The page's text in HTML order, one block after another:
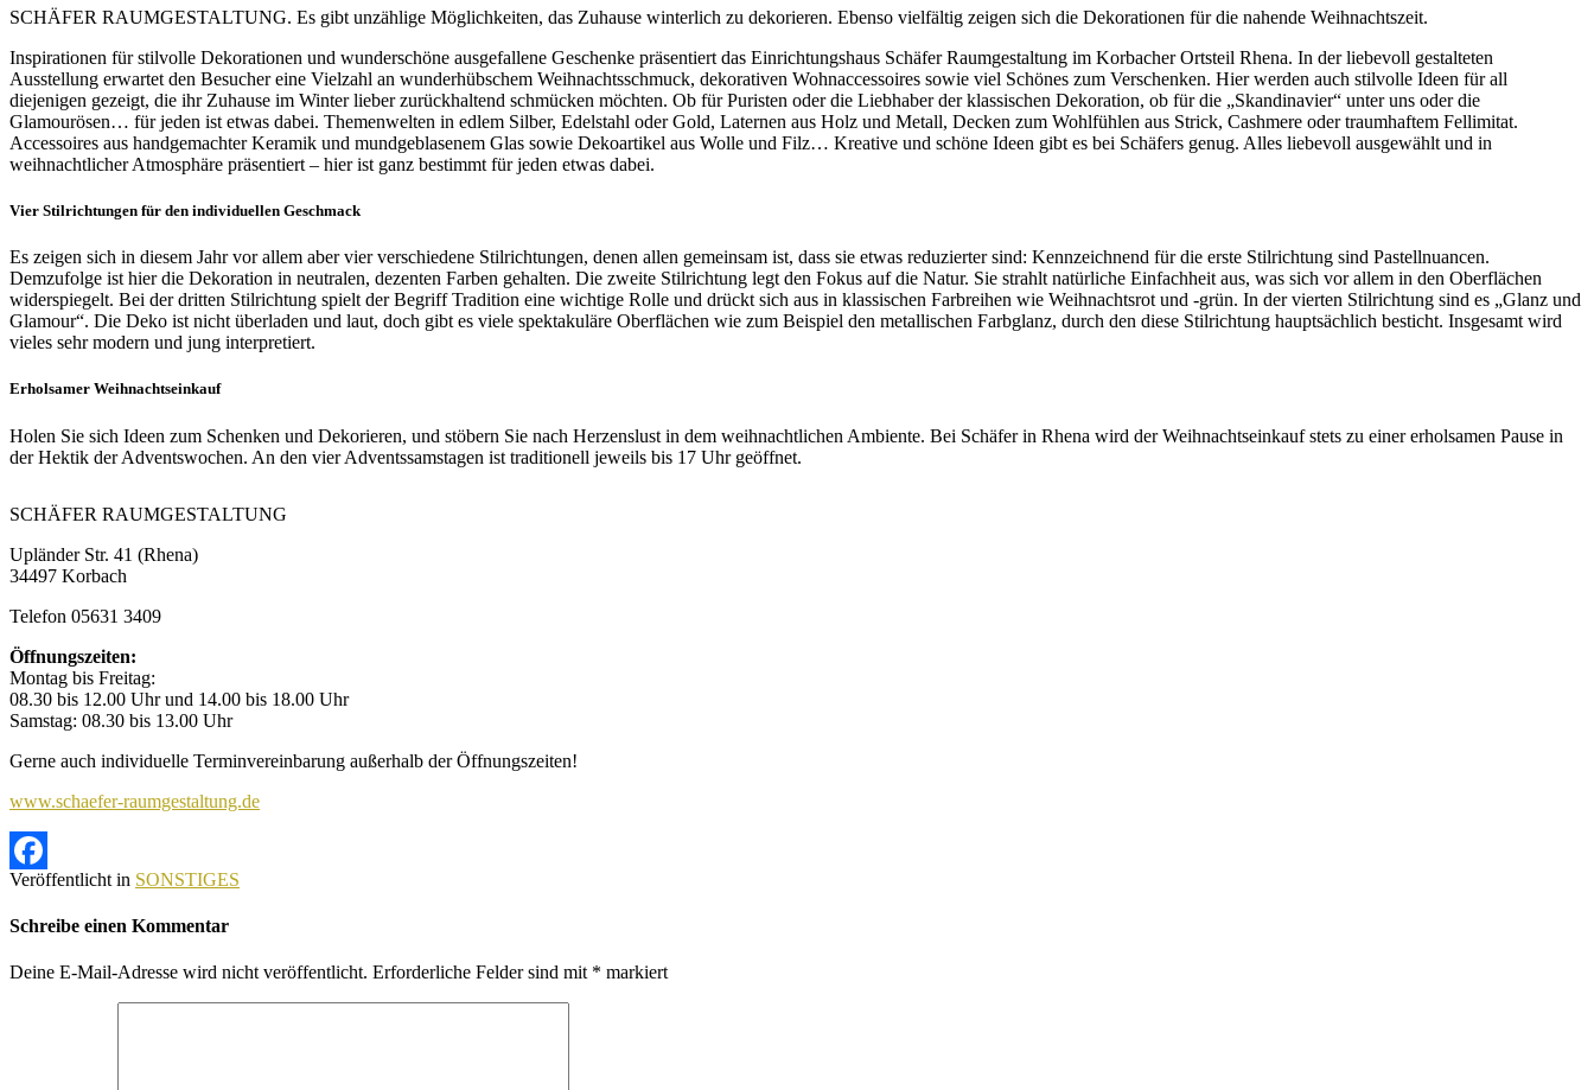
SCHÄFER RAUMGESTALTUNG. Es gibt unzählige Möglichkeiten, das Zuhause winterlich zu dekorieren. Ebenso vielfältig zeigen sich die Dekorationen für die nahende Weihnachtszeit.
Inspirationen für stilvolle Dekorationen und wunderschöne ausgefallene Geschenke präsentiert das Einrichtungshaus Schäfer Raumgestaltung im Korbacher Ortsteil Rhena. In der liebevoll gestalteten
Ausstellung erwartet den Besucher eine Vielzahl an wunderhübschem Weihnachtsschmuck, dekorativen Wohnaccessoires sowie viel Schönes zum Verschenken. Hier werden auch stilvolle Ideen für all
diejenigen gezeigt, die ihr Zuhause im Winter lieber zurückhaltend schmücken möchten. Ob für Puristen oder die Liebhaber der klassischen Dekoration, ob für die „Skandinavier“ unter uns oder die
Glamourösen… für jeden ist etwas dabei. Themenwelten in edlem Silber, Edelstahl oder Gold, Laternen aus Holz und Metall, Decken zum Wohlfühlen aus Strick, Cashmere oder traumhaftem Fellimitat.
Accessoires aus handgemachter Keramik und mundgeblasenem Glas sowie Dekoartikel aus Wolle und Filz… Kreative und schöne Ideen gibt es bei Schäfers genug. Alles liebevoll ausgewählt und in
weihnachtlicher Atmosphäre präsentiert – hier ist ganz bestimmt für jeden etwas dabei.
Vier Stilrichtungen für den individuellen Geschmack
Es zeigen sich in diesem Jahr vor allem aber vier verschiedene Stilrichtungen, denen allen gemeinsam ist, dass sie etwas reduzierter sind: Kennzeichnend für die erste Stilrichtung sind Pastellnuancen.
Demzufolge ist hier die Dekoration in neutralen, dezenten Farben gehalten. Die zweite Stilrichtung legt den Fokus auf die Natur. Sie strahlt natürliche Einfachheit aus, was sich vor allem in den Oberflächen
widerspiegelt. Bei der dritten Stilrichtung spielt der Begriff Tradition eine wichtige Rolle und drückt sich aus in klassischen Farbreihen wie Weihnachtsrot und -grün. In der vierten Stilrichtung sind es „Glanz und
Glamour“. Die Deko ist nicht überladen und laut, doch gibt es viele spektakuläre Oberflächen wie zum Beispiel den metallischen Farbglanz, durch den diese Stilrichtung hauptsächlich besticht. Insgesamt wird
vieles sehr modern und jung interpretiert.
Erholsamer Weihnachtseinkauf
Holen Sie sich Ideen zum Schenken und Dekorieren, und stöbern Sie nach Herzenslust in dem weihnachtlichen Ambiente. Bei Schäfer in Rhena wird der Weihnachtseinkauf stets zu einer erholsamen Pause in
der Hektik der Adventswochen. An den vier Adventssamstagen ist traditionell jeweils bis 17 Uhr geöffnet.
SCHÄFER RAUMGESTALTUNG
Upländer Str. 41 (Rhena)
34497 Korbach
Telefon 05631 3409
Öffnungszeiten:
Montag bis Freitag:
08.30 bis 12.00 Uhr und 14.00 bis 18.00 Uhr
Samstag: 08.30 bis 13.00 Uhr
Gerne auch individuelle Terminvereinbarung außerhalb der Öffnungszeiten!
www.schaefer-raumgestaltung.de
Facebook
Veröffentlicht in SONSTIGES
Schreibe einen Kommentar
Deine E-Mail-Adresse wird nicht veröffentlicht. Erforderliche Felder sind mit * markiert